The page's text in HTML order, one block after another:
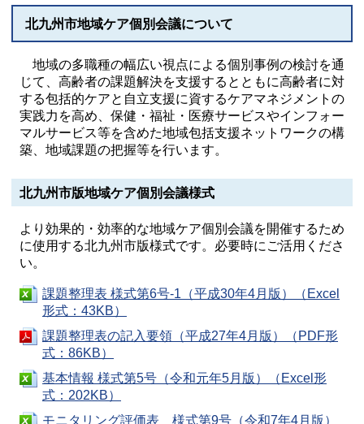
北九州市地域ケア個別会議について
地域の多職種の幅広い視点による個別事例の検討を通
じて、高齢者の課題解決を支援するとともに高齢者に対
する包括的ケアと自立支援に資するケアマネジメントの
実践力を高め、保健・福祉・医療サービスやインフォー
マルサービス等を含めた地域包括支援ネットワークの構
築、地域課題の把握等を行います。
北九州市版地域ケア個別会議様式
より効果的・効率的な地域ケア個別会議を開催するため
に使用する北九州市版様式です。必要時にご活用くださ
い。
課題整理表 様式第6号-1（平成30年4月版）（Excel
形式：43KB）
課題整理表の記入要領（平成27年4月版）（PDF形
式：86KB）
基本情報 様式第5号（令和元年5月版）（Excel形
式：202KB）
モニタリング評価表 様式第9号（令和7年4月版）